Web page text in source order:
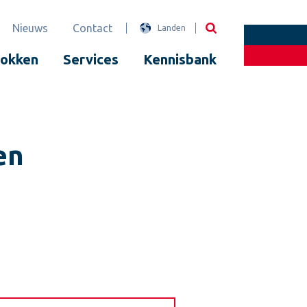
Nieuws Contact Landen
Services Kennisbank